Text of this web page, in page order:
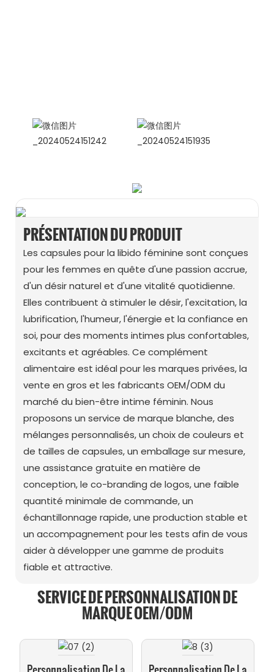
PRÉSENTATION DU PRODUIT
Les capsules pour la libido féminine sont conçues
pour les femmes en quête d'une passion accrue,
d'un désir naturel et d'une vitalité quotidienne.
Elles contribuent à stimuler le désir, l'excitation, la
lubrification, l'humeur, l'énergie et la confiance en
soi, pour des moments intimes plus confortables,
excitants et agréables. Ce complément
alimentaire est idéal pour les marques privées, la
vente en gros et les fabricants OEM/ODM du
marché du bien-être intime féminin. Nous
proposons un service de marque blanche, des
mélanges personnalisés, un choix de couleurs et
de tailles de capsules, un emballage sur mesure,
une assistance gratuite en matière de
conception, le co-branding de logos, une faible
quantité minimale de commande, un
échantillonnage rapide, une production stable et
un accompagnement pour les tests afin de vous
aider à développer une gamme de produits
fiable et attractive.
SERVICE DE PERSONNALISATION DE
MARQUE OEM/ODM